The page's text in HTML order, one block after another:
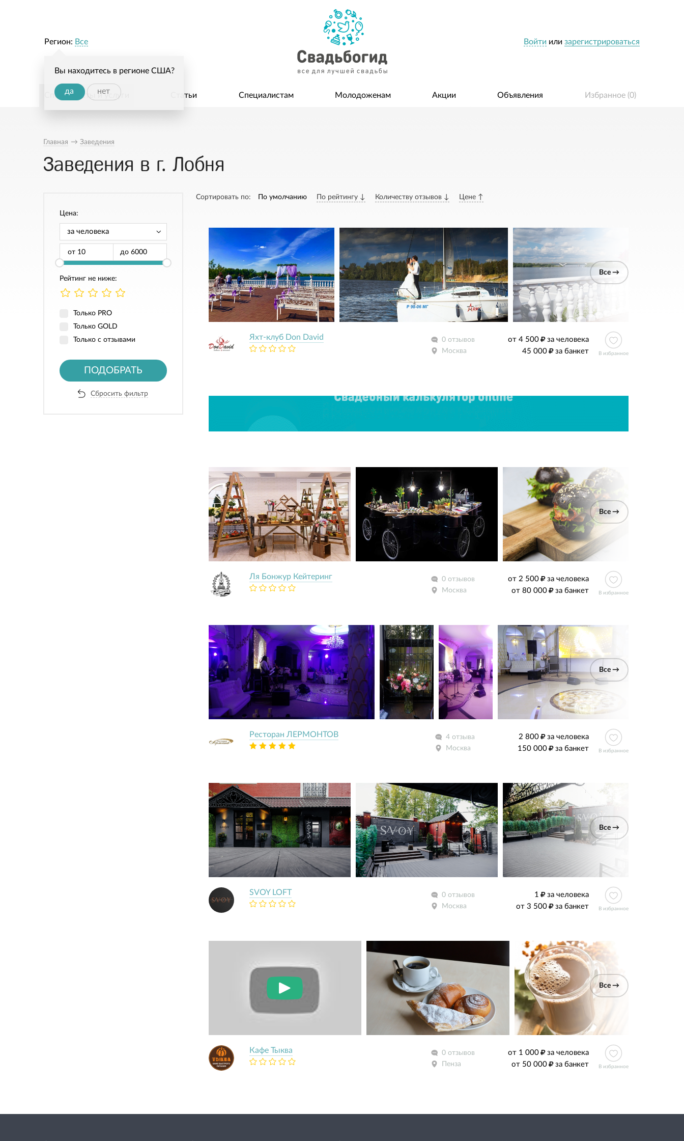
Войти или зарегистрироваться
Регион: Все
Вы находитесь в регионе США?
да нет
Специалисты и услуги Статьи Специалистам Молодоженам Акции Объявления Избранное (0)
Главная → Заведения
Заведения в г. Лобня
Цена:
от до
Рейтинг не ниже:
Только PRO
Только GOLD
Только с отзывами
ПОДОБРАТЬ
Сбросить фильтр
Сортировать по: По умолчанию По рейтингу ↓ Количеству отзывов ↓ Цене ↑
Все →
Яхт-клуб Don David
0 отзывов
Москва
от 4 500
за человека
45 000
за банкет В избранное
Все →
Ля Бонжур Кейтеринг
0 отзывов
Москва
от 2 500
за человека
от 80 000
за банкет В избранное
Все →
Ресторан ЛЕРМОНТОВ
4 отзыва
Москва
2 800
за человека
150 000
за банкет В избранное
Все →
SVOY LOFT
0 отзывов
Москва
1
за человека
от 3 500
за банкет В избранное
Все →
Кафе Тыква
0 отзывов
Пенза
от 1 000
за человека
от 50 000
за банкет В избранное